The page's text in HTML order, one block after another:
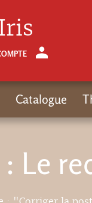
: Le
Catalogue